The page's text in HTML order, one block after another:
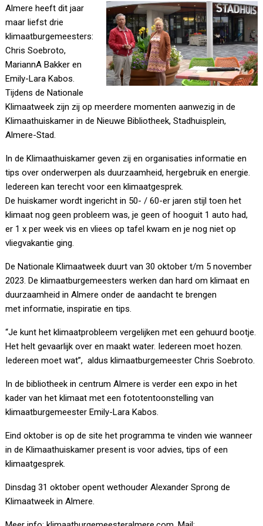
Almere heeft dit jaar
maar liefst drie
klimaatburgemeesters:
Chris Soebroto,
MariannA Bakker en
Emily-Lara Kabos.
Tijdens de Nationale
Klimaatweek zijn zij op meerdere momenten aanwezig in de
Klimaathuiskamer in de Nieuwe Bibliotheek, Stadhuisplein,
Almere-Stad.
In de Klimaathuiskamer geven zij en organisaties informatie en
tips over onderwerpen als duurzaamheid, hergebruik en energie.
Iedereen kan terecht voor een klimaatgesprek.
De huiskamer wordt ingericht in 50- / 60-er jaren stijl toen het
klimaat nog geen probleem was, je geen of hooguit 1 auto had,
er 1 x per week vis en vliees op tafel kwam en je nog niet op
vliegvakantie ging.
De Nationale Klimaatweek duurt van 30 oktober t/m 5 november
2023. De klimaatburgemeesters werken dan hard om klimaat en
duurzaamheid in Almere onder de aandacht te brengen
met informatie, inspiratie en tips.
“Je kunt het klimaatprobleem vergelijken met een gehuurd bootje.
Het helt gevaarlijk over en maakt water. Iedereen moet hozen.
Iedereen moet wat”, aldus klimaatburgemeester Chris Soebroto.
In de bibliotheek in centrum Almere is verder een expo in het
kader van het klimaat met een fototentoonstelling van
klimaatburgemeester Emily-Lara Kabos.
Eind oktober is op de site het programma te vinden wie wanneer
in de Klimaathuiskamer present is voor advies, tips of een
klimaatgesprek.
Dinsdag 31 oktober opent wethouder Alexander Sprong de
Klimaatweek in Almere.